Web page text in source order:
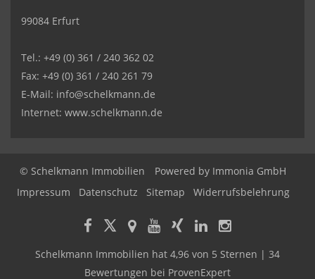
99084 Erfurt
Tel.: +49 (0) 361 / 240 362 02
Fax: +49 (0) 361 / 240 261 79
E-Mail: info@schelkmann.de
Internet: www.schelkmann.de
© Schelkmann Immobilien Powered by Immonia GmbH
Impressum
Datenschutz Sitemap Widerrufsbelehrung
Schelkmann Immobilien hat 4,96 von 5 Sternen | 34
Bewertungen bei ProvenExpert